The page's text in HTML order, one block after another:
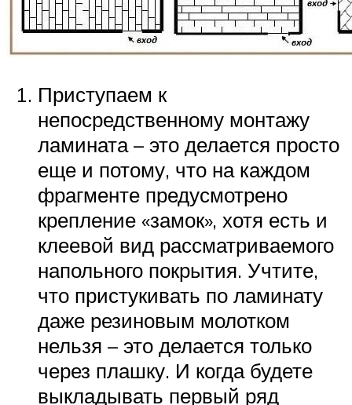
Приступаем к
непосредственному монтажу
ламината – это делается просто
еще и потому, что на каждом
фрагменте предусмотрено
крепление «замок», хотя есть и
клеевой вид рассматриваемого
напольного покрытия. Учтите,
что пристукивать по ламинату
даже резиновым молотком
нельзя – это делается только
через плашку. И когда будете
выкладывать первый ряд